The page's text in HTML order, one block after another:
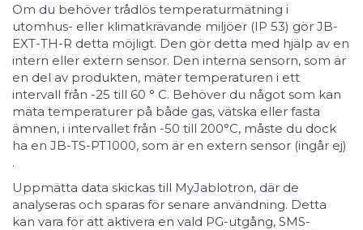
Om du behöver trådlös temperaturmätning i
utomhus- eller klimatkrävande miljöer (IP 53) gör JB-
EXT-TH-R detta möjligt. Den gör detta med hjälp av en
intern eller extern sensor. Den interna sensorn, som är
en del av produkten, mäter temperaturen i ett
intervall från -25 till 60 ° C. Behöver du något som kan
mäta temperaturer på både gas, vätska eller fasta
ämnen, i intervallet från -50 till 200°C, måste du dock
ha en JB-TS-PT1000, som är en extern sensor (ingår ej)
.
Uppmätta data skickas till MyJablotron, där de
analyseras och sparas för senare användning. Detta
kan vara för att aktivera en vald PG-utgång, SMS-